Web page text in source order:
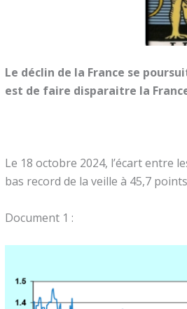
Le déclin de la France se
est de faire disparaitre la
Le 18 octobre 2024, l’écart entre
bas record de la veille à 45,7
Document 1 :